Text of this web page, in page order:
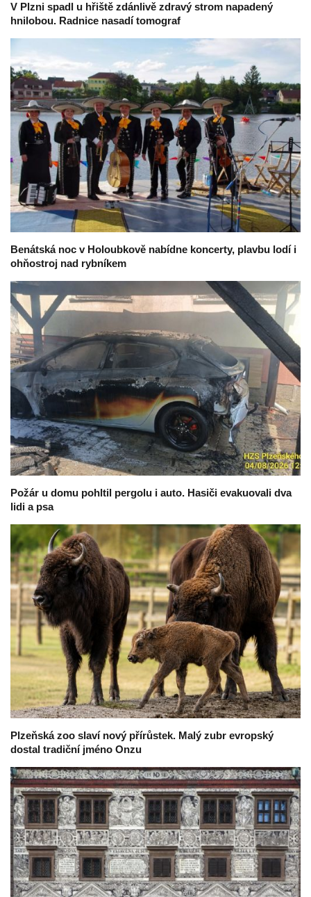
V Plzni spadl u hřiště zdánlivě zdravý strom napadený
hnilobou. Radnice nasadí tomograf
Benátská noc v Holoubkově nabídne koncerty, plavbu lodí i
ohňostroj nad rybníkem
Požár u domu pohltil pergolu i auto. Hasiči evakuovali dva
lidi a psa
Plzeňská zoo slaví nový přírůstek. Malý zubr evropský
dostal tradiční jméno Onzu